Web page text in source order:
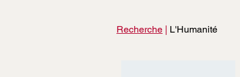
Recherche | L'Humanité